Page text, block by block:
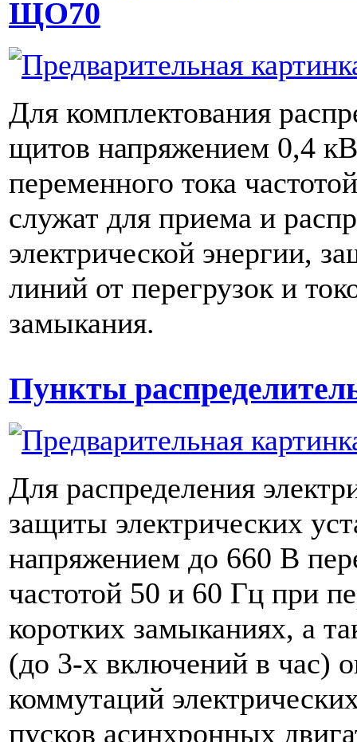
ЩО70
Для комплектования
щитов напряжением 0,4
переменного тока
служат для приема и
электрической энергии,
линий от перегрузок и
замыкания.
Пункты
Для распределения
защиты электрических
напряжением до 660 В
частотой 50 и 60 Гц при
коротких замыканиях, а
(до 3-х включений в час)
коммутаций
пусков асинхронных